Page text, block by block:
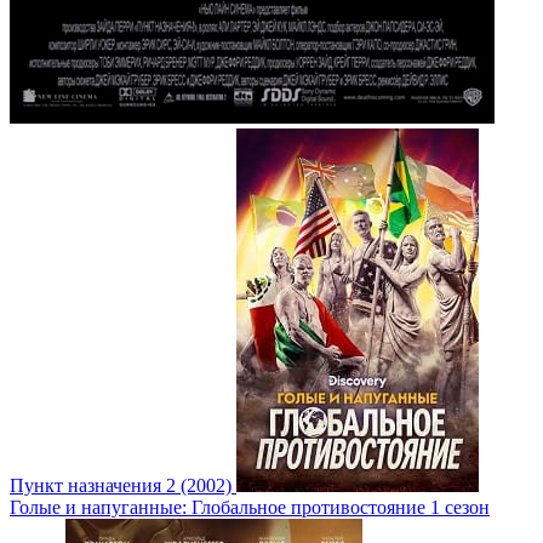
Пункт назначения 2 (2002)
Голые и напуганные: Глобальное противостояние 1 сезон